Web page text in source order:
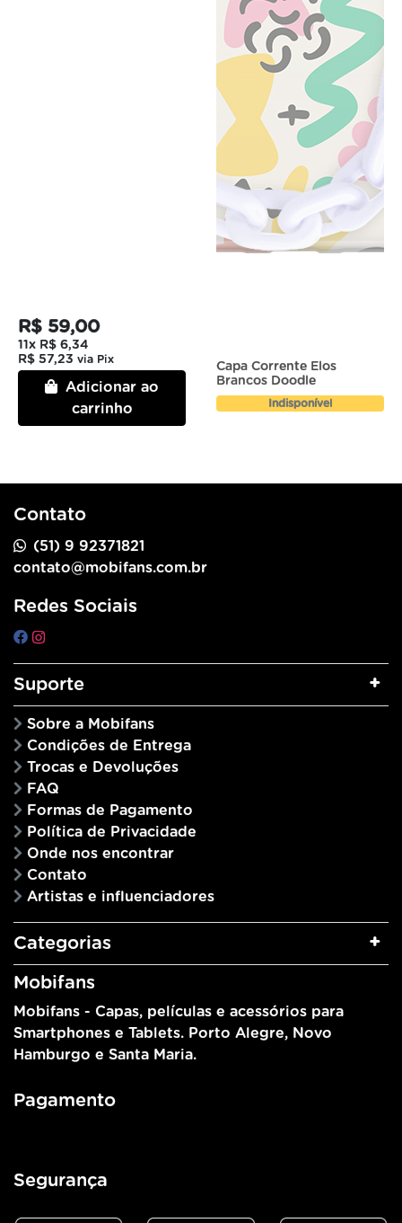
R$ 59,00
11x R$ 6,34
R$ 57,23 via Pix
Adicionar ao
carrinho
Capa Corrente Elos
Brancos Doodle
Indisponível
Contato
(51) 9 92371821
contato@mobifans.com.br
Redes Sociais
Suporte
Sobre a Mobifans
Condições de Entrega
Trocas e Devoluções
FAQ
Formas de Pagamento
Política de Privacidade
Onde nos encontrar
Contato
Artistas e influenciadores
Categorias
Mobifans
Mobifans - Capas, películas e acessórios para
Smartphones e Tablets. Porto Alegre, Novo
Hamburgo e Santa Maria.
Pagamento
Segurança